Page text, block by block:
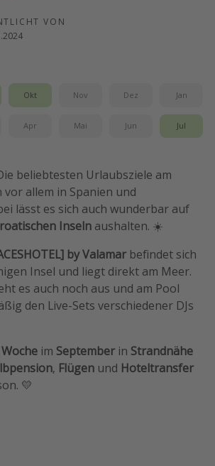
der Türkei
Mallorca
Deutschland
VON
Okt Nov Dez Jan
Apr Mai Jun Jul
beliebtesten Urlaubsziele am
vor allem in Spanien und
lässt es sich auch wunderbar auf
Inseln aushalten. ☀️
by Valamar befindet sich
Insel und liegt direkt am Meer.
es auch noch aus und am Pool
den Live-Sets verschiedener DJs
im September in Strandnähe
, Flügen und Hoteltransfer
💛